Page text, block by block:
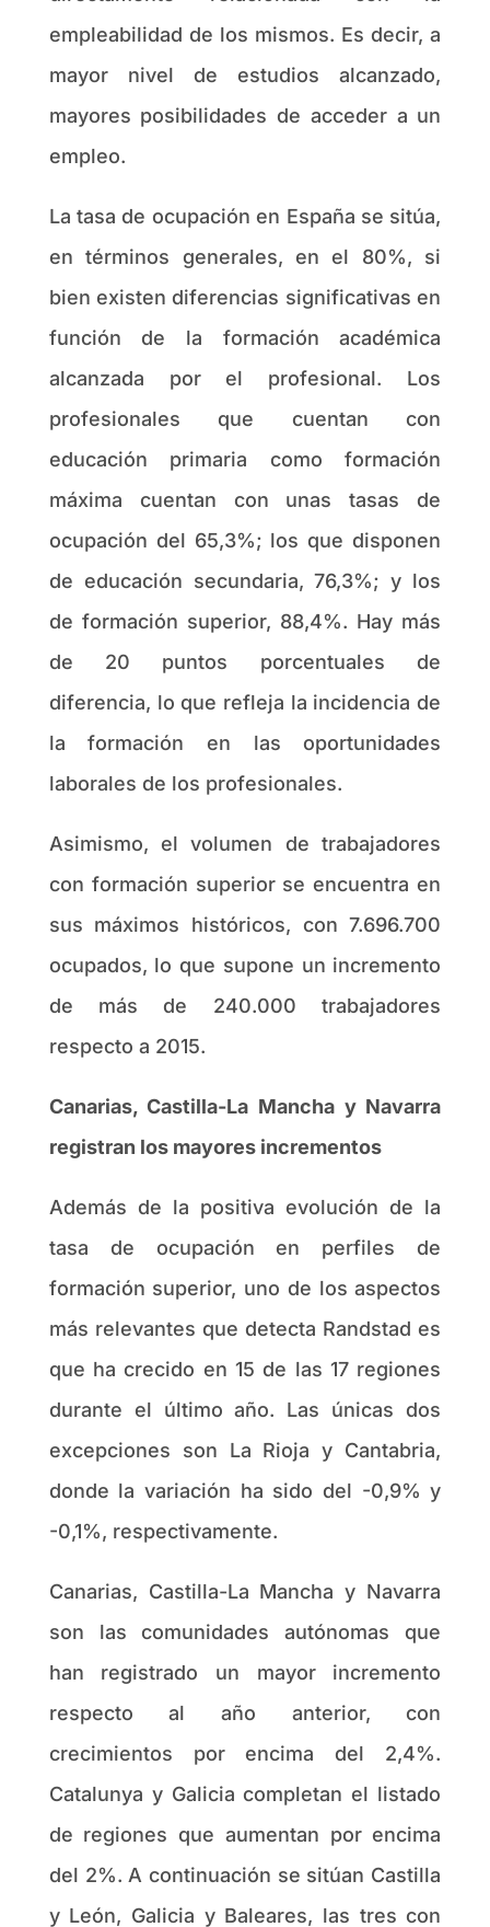
empleabilidad de los mismos. Es decir, a
mayor nivel de estudios alcanzado,
mayores posibilidades de acceder a un
empleo.
La tasa de ocupación en España se sitúa,
en términos generales, en el 80%, si
bien existen diferencias significativas en
función de la formación académica
alcanzada por el profesional. Los
profesionales que cuentan con
educación primaria como formación
máxima cuentan con unas tasas de
ocupación del 65,3%; los que disponen
de educación secundaria, 76,3%; y los
de formación superior, 88,4%. Hay más
de 20 puntos porcentuales de
diferencia, lo que refleja la incidencia de
la formación en las oportunidades
laborales de los profesionales.
Asimismo, el volumen de trabajadores
con formación superior se encuentra en
sus máximos históricos, con 7.696.700
ocupados, lo que supone un incremento
de más de 240.000 trabajadores
respecto a 2015.
Canarias, Castilla-La Mancha y Navarra
registran los mayores incrementos
Además de la positiva evolución de la
tasa de ocupación en perfiles de
formación superior, uno de los aspectos
más relevantes que detecta Randstad es
que ha crecido en 15 de las 17 regiones
durante el último año. Las únicas dos
excepciones son La Rioja y Cantabria,
donde la variación ha sido del -0,9% y
-0,1%, respectivamente.
Canarias, Castilla-La Mancha y Navarra
son las comunidades autónomas que
han registrado un mayor incremento
respecto al año anterior, con
crecimientos por encima del 2,4%.
Catalunya y Galicia completan el listado
de regiones que aumentan por encima
del 2%. A continuación se sitúan Castilla
y León, Galicia y Baleares, las tres con